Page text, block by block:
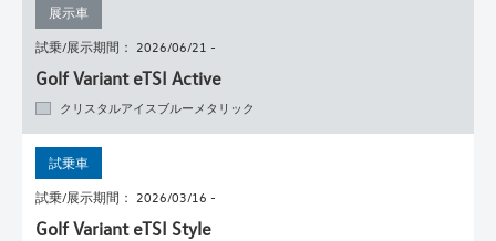
展示車
試乗/展示期間： 2026/06/21 -
Golf Variant eTSI Active
クリスタルアイスブルーメタリック
試乗車
試乗/展示期間： 2026/03/16 -
Golf Variant eTSI Style